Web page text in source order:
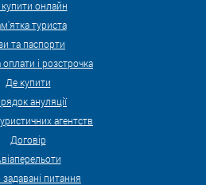
купити онлайн
туриста
та паспорти
і розстрочка
Де купити
ануляції
агентств
Договір
задавані питання